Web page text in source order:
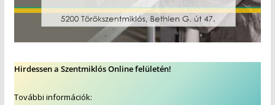
Hirdessen a Szentmiklós Online felületén!
További információk: